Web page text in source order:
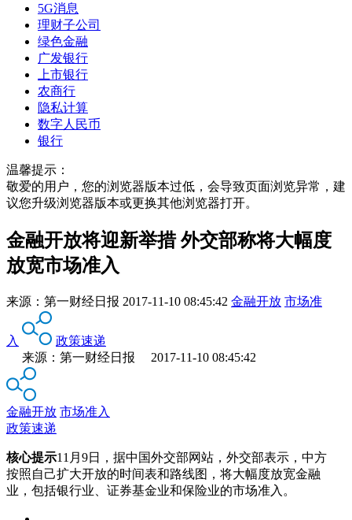
5G消息
理财子公司
绿色金融
广发银行
上市银行
农商行
隐私计算
数字人民币
银行
温馨提示：
敬爱的用户，您的浏览器版本过低，会导致页面浏览异常，建
议您升级浏览器版本或更换其他浏览器打开。
金融开放将迎新举措 外交部称将大幅度
放宽市场准入
来源： 第一财经日报 2017-11-10 08:45:42 金融开放 市场准
入
政策速递
来源：第一财经日报 2017-11-10 08:45:42
金融开放 市场准入
政策速递
核心提示11月9日，据中国外交部网站，外交部表示，中方
按照自己扩大开放的时间表和路线图，将大幅度放宽金融
业，包括银行业、证券基金业和保险业的市场准入。